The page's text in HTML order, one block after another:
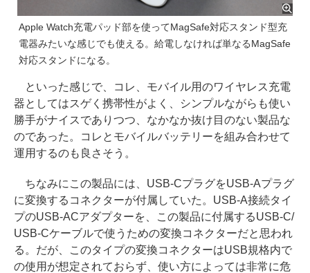
Apple Watch充電パッド部を使ってMagSafe対応スタンド型充
電器みたいな感じでも使える。給電しなければ単なるMagSafe
対応スタンドになる。
といった感じで、コレ、モバイル用のワイヤレス充電
器としてはスゲく携帯性がよく、シンプルながらも使い
勝手がナイスでありつつ、なかなか抜け目のない製品な
のであった。コレとモバイルバッテリーを組み合わせて
運用するのも良さそう。
ちなみにこの製品には、USB-CプラグをUSB-Aプラグ
に変換するコネクターが付属していた。USB-A接続タイ
プのUSB-ACアダプターを、この製品に付属するUSB-C/
USB-Cケーブルで使うための変換コネクターだと思われ
る。だが、このタイプの変換コネクターはUSB規格内で
の使用が想定されておらず、使い方によっては非常に危